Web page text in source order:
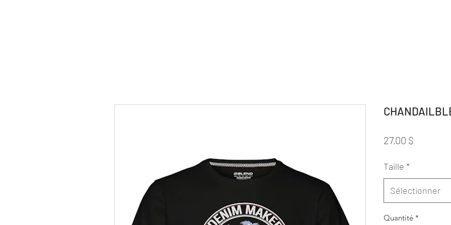
27,00 $
Taille *
Sélectionner
Quantité *